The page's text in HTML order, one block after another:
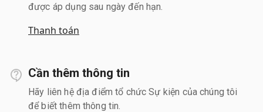
được áp dụng sau ngày đến hạn.
Thanh toán
Cần thêm thông tin
Hãy liên hệ địa điểm tổ chức Sự kiện của chúng tôi
để biết thêm thông tin.